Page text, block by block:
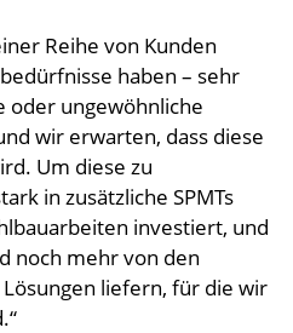
Reihe von Kunden
haben – sehr
oder ungewöhnliche
wir erwarten, dass diese
Um diese zu
in zusätzliche SPMTs
investiert, und
noch mehr von den
liefern, für die wir